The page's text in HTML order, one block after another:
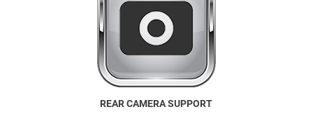
REAR CAMERA SUPPORT